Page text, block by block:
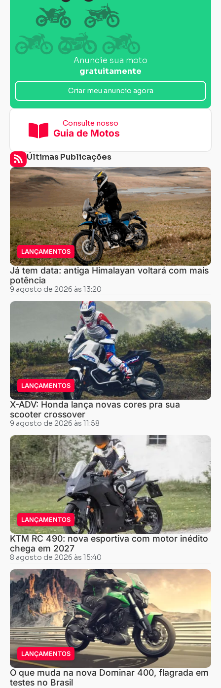
Anuncie sua moto
gratuitamente
Criar meu anuncio agora
Consulte nosso
Guia de Motos
Últimas Publicações
LANÇAMENTOS
Já tem data: antiga Himalayan voltará com mais
potência
9 agosto de 2026 às 13:20
LANÇAMENTOS
X-ADV: Honda lança novas cores pra sua
scooter crossover
9 agosto de 2026 às 11:58
LANÇAMENTOS
KTM RC 490: nova esportiva com motor inédito
chega em 2027
8 agosto de 2026 às 15:40
LANÇAMENTOS
O que muda na nova Dominar 400, flagrada em
testes no Brasil